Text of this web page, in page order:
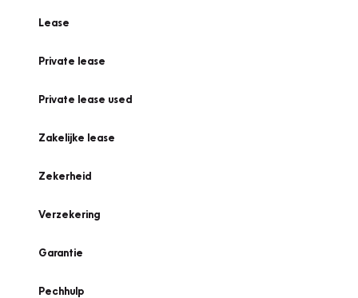
Lease
Private lease
Private lease used
Zakelijke lease
Zekerheid
Verzekering
Garantie
Pechhulp